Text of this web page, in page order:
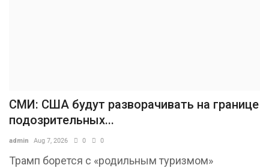
СМИ: США будут разворачивать на границе
подозрительных...
admin Aug 7, 2026 0 0
Трамп борется с «родильным туризмом»